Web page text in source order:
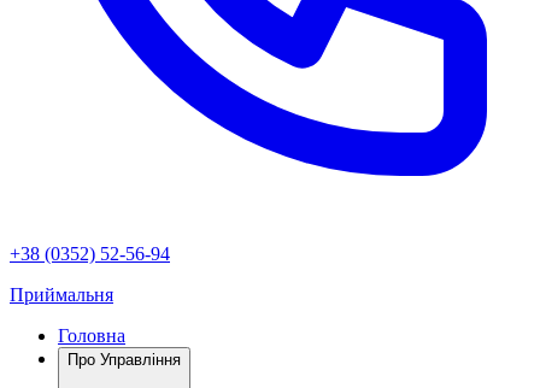
+38 (0352) 52-56-94
Приймальня
Головна
Про Управління